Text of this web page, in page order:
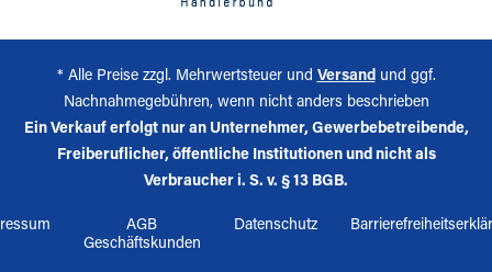
* Alle Preise zzgl. Mehrwertsteuer und Versand und ggf.
Nachnahmegebühren, wenn nicht anders beschrieben
Ein Verkauf erfolgt nur an Unternehmer, Gewerbebetreibende,
Freiberuflicher, öffentliche Institutionen und nicht als
Verbraucher i. S. v. § 13 BGB.
AGB
Geschäftskunden
Datenschutz